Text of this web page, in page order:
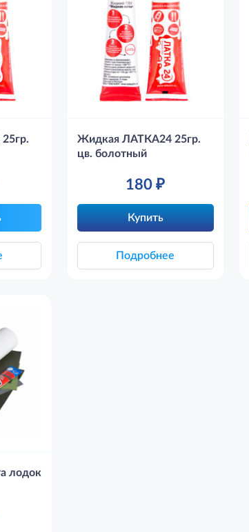
Жидкая ЛАТКА24 25гр.
цв. болотный
180 ₽
Купить
Подробнее
лодок